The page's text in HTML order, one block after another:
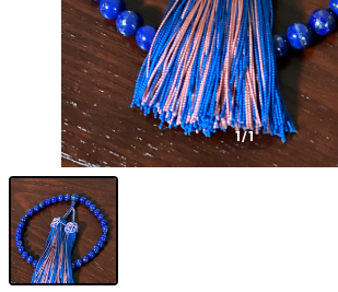
1/1